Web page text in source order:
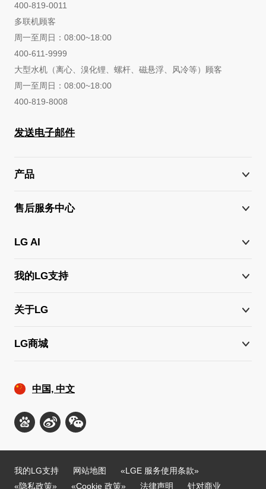
400-819-0011
多联机顾客
周一至周日：08:00~18:00
400-611-9999
大型水机（离心、溴化锂、螺杆、磁悬浮、风冷等）顾客
周一至周日：08:00~18:00
400-819-8008
发送电子邮件
产品
售后服务中心
LG AI
我的LG支持
关于LG
LG商城
中国, 中文
我的LG支持 网站地图
«LGE 服务使用条款»
«隐私政策»
«Cookie 政策» 法律声明 针对商业